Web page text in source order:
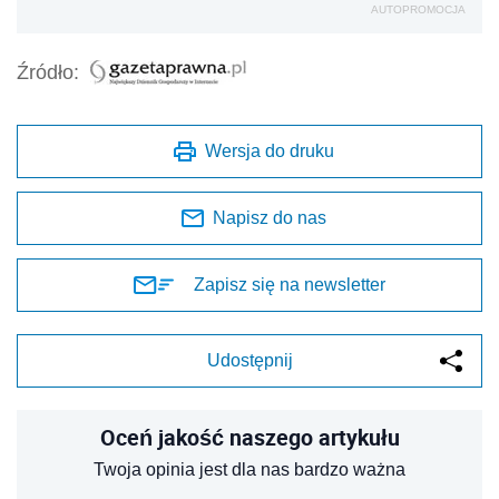
AUTOPROMOCJA
Źródło:
Wersja do druku
Napisz do nas
Zapisz się na newsletter
Udostępnij
Oceń jakość naszego artykułu
Twoja opinia jest dla nas bardzo ważna